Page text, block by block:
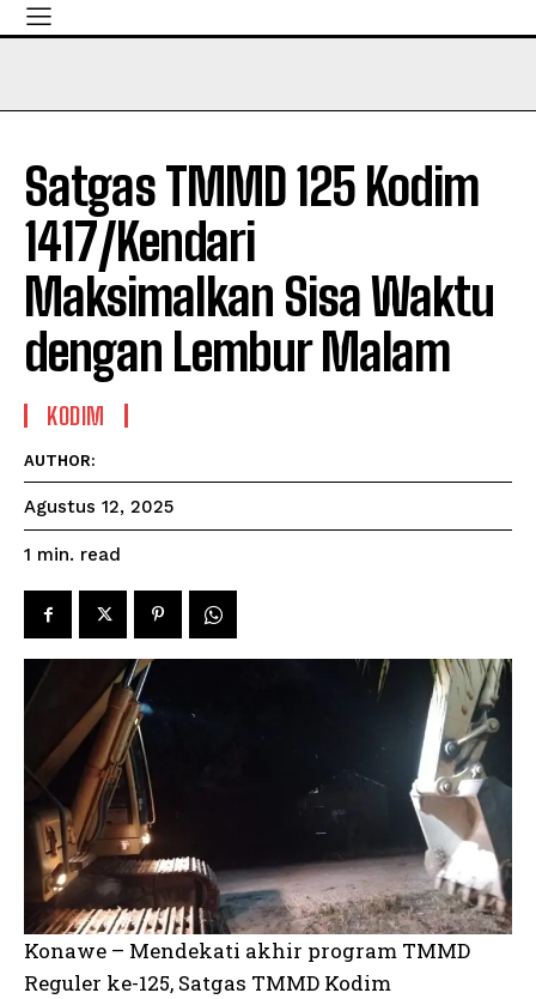
Satgas TMMD 125 Kodim
1417/Kendari
Maksimalkan Sisa Waktu
dengan Lembur Malam
KODIM
AUTHOR:
Agustus 12, 2025
1 min. read
Konawe – Mendekati akhir program TMMD
Reguler ke-125, Satgas TMMD Kodim